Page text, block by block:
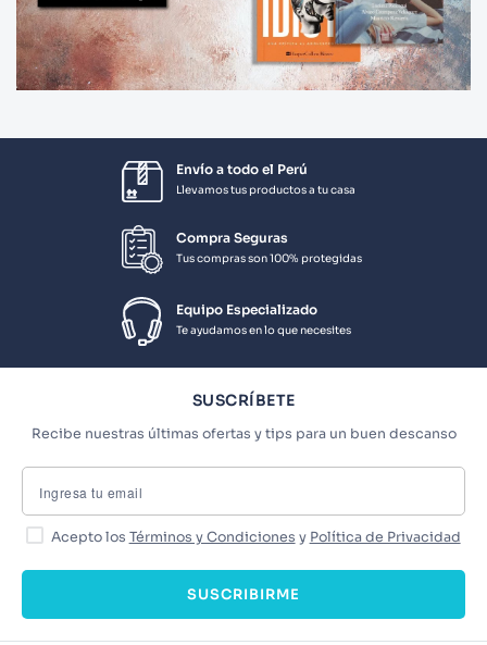
Envío a todo el Perú
Llevamos tus productos a tu casa
Compra Seguras
Tus compras son 100% protegidas
Equipo Especializado
Te ayudamos en lo que necesites
SUSCRÍBETE
Recibe nuestras últimas ofertas y tips para un buen descanso
Acepto los Términos y Condiciones y Política de Privacidad
SUSCRIBIRME